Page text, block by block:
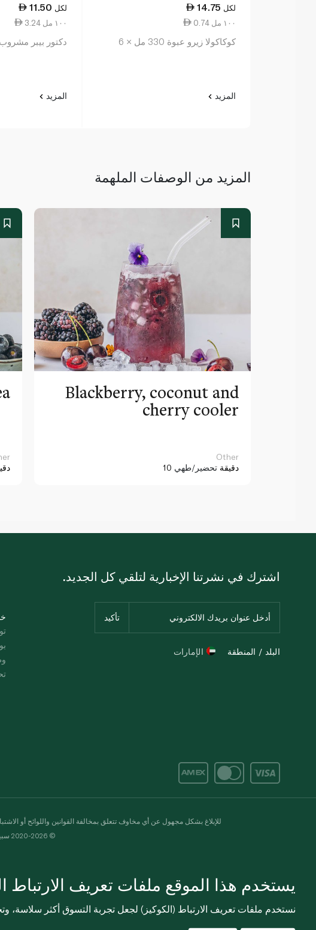
14.75 لكل
0.74 ١٠٠ مل
كوكاكولا زيرو عبوة 330 مل × 6
المزيد
11.50 لكل
3.24 ١٠٠ مل
دكتور بيبر مشروب
المزيد
المزيد من الوصفات الملهمة
10
Blackberry, coconut and
cherry cooler
Other
10 دقيقة تحضير/طهي
اشترك في نشرتنا الإخبارية لتلقي كل الجديد.
البلد / المنطقة الإمارات
للإبلاغ بشكل مجهول عن أي مخاوف تتعلق بمخالفة القوانين واللوائح أو
© 2020-2026 سبينس. كل الحقوق محفوظة
يستخدم هذا الموقع ملفات تعريف الارتباط
نستخدم ملفات تعريف الارتباط (الكوكيز) لجعل تجربة التسوق أكثر